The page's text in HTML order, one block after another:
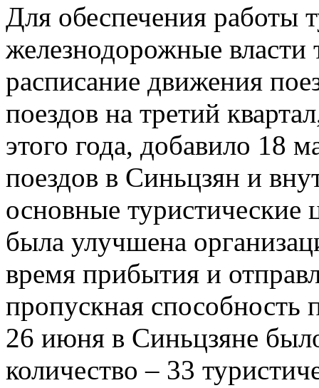
Для обеспечения работы
железнодорожные власти
расписание движения
поездов на третий
этого года, добавило 18
поездов в Синьцзян и
основные
была улучшена
время прибытия и
пропускная способность
26 июня в Синьцзяне
количество – 33